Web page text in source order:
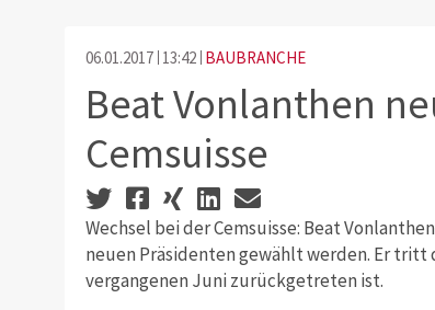
06.01.2017 13:42 BAUBRANCHE
Beat Vonlanthen
Cemsuisse
Wechsel bei der Cemsuisse: Beat
neuen Präsidenten gewählt werden. Er
vergangenen Juni zurückgetreten ist.